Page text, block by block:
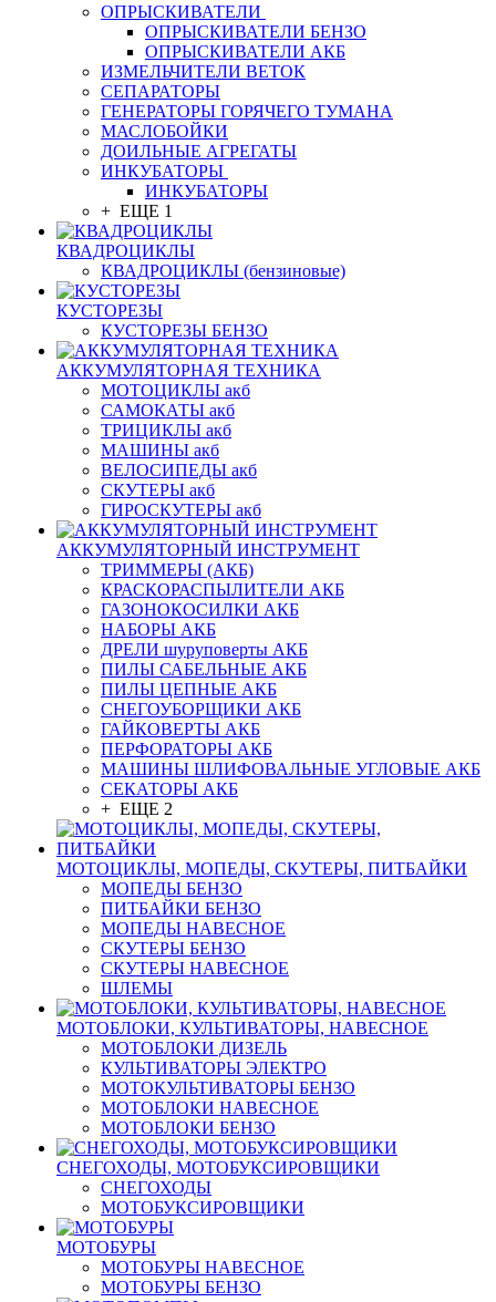
ОПРЫСКИВАТЕЛИ
ОПРЫСКИВАТЕЛИ БЕНЗО
ОПРЫСКИВАТЕЛИ АКБ
ИЗМЕЛЬЧИТЕЛИ ВЕТОК
СЕПАРАТОРЫ
ГЕНЕРАТОРЫ ГОРЯЧЕГО ТУМАНА
МАСЛОБОЙКИ
ДОИЛЬНЫЕ АГРЕГАТЫ
ИНКУБАТОРЫ
ИНКУБАТОРЫ
+ ЕЩЕ 1
КВАДРОЦИКЛЫ
КВАДРОЦИКЛЫ (бензиновые)
КУСТОРЕЗЫ
КУСТОРЕЗЫ БЕНЗО
АККУМУЛЯТОРНАЯ ТЕХНИКА
МОТОЦИКЛЫ акб
САМОКАТЫ акб
ТРИЦИКЛЫ акб
МАШИНЫ акб
ВЕЛОСИПЕДЫ акб
СКУТЕРЫ акб
ГИРОСКУТЕРЫ акб
АККУМУЛЯТОРНЫЙ ИНСТРУМЕНТ
ТРИММЕРЫ (АКБ)
КРАСКОРАСПЫЛИТЕЛИ АКБ
ГАЗОНОКОСИЛКИ АКБ
НАБОРЫ АКБ
ДРЕЛИ шуруповерты АКБ
ПИЛЫ САБЕЛЬНЫЕ АКБ
ПИЛЫ ЦЕПНЫЕ АКБ
СНЕГОУБОРЩИКИ АКБ
ГАЙКОВЕРТЫ АКБ
ПЕРФОРАТОРЫ АКБ
МАШИНЫ ШЛИФОВАЛЬНЫЕ УГЛОВЫЕ АКБ
СЕКАТОРЫ АКБ
+ ЕЩЕ 2
МОТОЦИКЛЫ, МОПЕДЫ, СКУТЕРЫ, ПИТБАЙКИ
МОПЕДЫ БЕНЗО
ПИТБАЙКИ БЕНЗО
МОПЕДЫ НАВЕСНОЕ
СКУТЕРЫ БЕНЗО
СКУТЕРЫ НАВЕСНОЕ
ШЛЕМЫ
МОТОБЛОКИ, КУЛЬТИВАТОРЫ, НАВЕСНОЕ
МОТОБЛОКИ ДИЗЕЛЬ
КУЛЬТИВАТОРЫ ЭЛЕКТРО
МОТОКУЛЬТИВАТОРЫ БЕНЗО
МОТОБЛОКИ НАВЕСНОЕ
МОТОБЛОКИ БЕНЗО
СНЕГОХОДЫ, МОТОБУКСИРОВЩИКИ
СНЕГОХОДЫ
МОТОБУКСИРОВЩИКИ
МОТОБУРЫ
МОТОБУРЫ НАВЕСНОЕ
МОТОБУРЫ БЕНЗО